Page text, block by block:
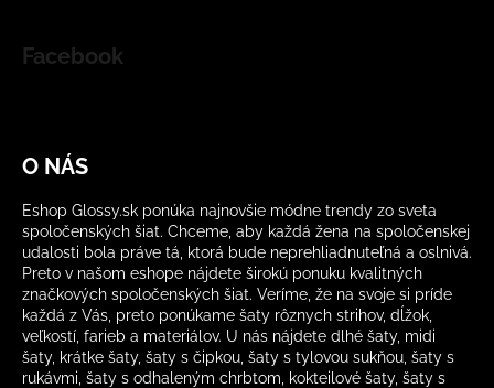
Facebook
O NÁS
Eshop Glossy.sk ponúka najnovšie módne trendy zo sveta
spoločenských šiat. Chceme, aby každá žena na spoločenskej
udalosti bola práve tá, ktorá bude neprehliadnuteľná a oslnivá.
Preto v našom eshope nájdete širokú ponuku kvalitných
značkových spoločenských šiat. Veríme, že na svoje si príde
každá z Vás, preto ponúkame šaty rôznych strihov, dĺžok,
veľkostí, farieb a materiálov. U nás nájdete dlhé šaty, midi
šaty, krátke šaty, šaty s čipkou, šaty s tylovou sukňou, šaty s
rukávmi, šaty s odhaleným chrbtom, kokteilové šaty, šaty s